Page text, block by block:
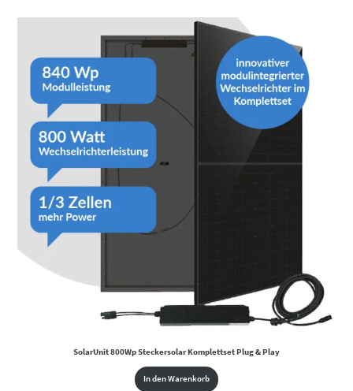
SolarUnit 800Wp Steckersolar Komplettset Plug & Play
In den Warenkorb